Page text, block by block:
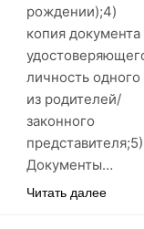
рождении);4)
копия документа
личность одного
из родителей/
законного
представителя;5)
Документы…
Читать далее